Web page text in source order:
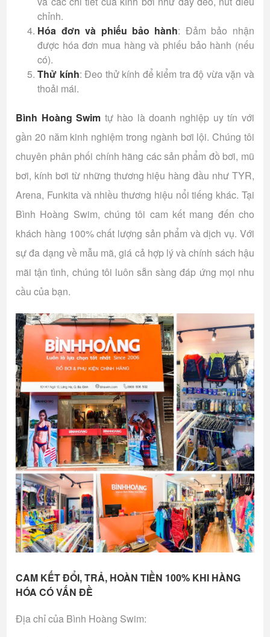
chỉnh.
Hóa đơn và phiếu bảo hành: Đảm bảo nhận
được hóa đơn mua hàng và phiếu bảo hành (nếu
có).
Thử kính: Đeo thử kính để kiểm tra độ vừa vặn và
thoải mái.
Bình Hoàng Swim tự hào là doanh nghiệp uy tín với
gần 20 năm kinh nghiệm trong ngành bơi lội. Chúng tôi
chuyên phân phối chính hãng các sản phẩm đồ bơi, mũ
bơi, kính bơi từ những thương hiệu hàng đầu như TYR,
Arena, Funkita và nhiều thương hiệu nổi tiếng khác. Tại
Bình Hoàng Swim, chúng tôi cam kết mang đến cho
khách hàng 100% chất lượng sản phẩm và dịch vụ. Với
sự đa dạng về mẫu mã, giá cả hợp lý và chính sách hậu
mãi tận tình, chúng tôi luôn sẵn sàng đáp ứng mọi nhu
cầu của bạn.
CAM KẾT ĐỔI, TRẢ, HOÀN TIỀN 100% KHI HÀNG
HÓA CÓ VẤN ĐỀ
Địa chỉ của Bình Hoàng Swim: